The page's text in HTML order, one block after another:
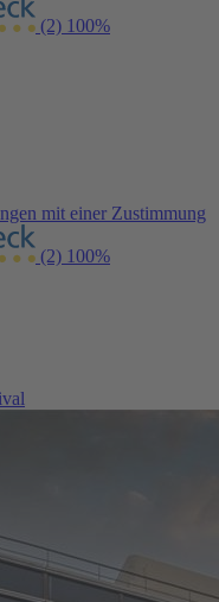
(2) 100%
mit einer Zustimmung
(2) 100%